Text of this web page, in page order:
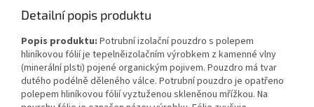
Detailní popis produktu
Popis produktu: Potrubní izolační pouzdro s polepem
hliníkovou fólií je tepelněizolačním výrobkem z kamenné vlny
(minerální plsti) pojené organickým pojivem. Pouzdro má tvar
dutého podélně děleného válce. Potrubní pouzdro je opatřeno
polepem hliníkovou fólií vyztuženou skleněnou mřížkou. Na